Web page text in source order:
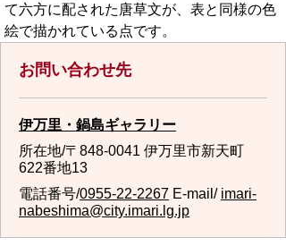
て六方に配された唐草文が、表と同様の色
絵で描かれている点です。
お問い合わせ先
伊万里・鍋島ギャラリー
所在地/〒848-0041 伊万里市新天町
622番地13
電話番号/0955-22-2267 E-mail/ imari-
nabeshima@city.imari.lg.jp